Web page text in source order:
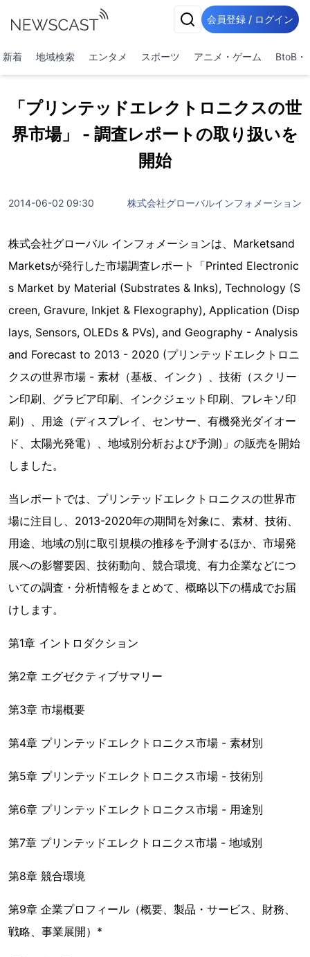
会員登録 / ログイン
新着 地域検索 エンタメ スポーツ アニメ・ゲーム BtoB・
「プリンテッドエレクトロニクスの世
界市場」 - 調査レポートの取り扱いを
開始
2014-06-02 09:30 株式会社グローバルインフォメーション
株式会社グローバル インフォメーションは、Marketsand
Marketsが発行した市場調査レポート「Printed Electronic
s Market by Material (Substrates & Inks), Technology (S
creen, Gravure, Inkjet & Flexography), Application (Disp
lays, Sensors, OLEDs & PVs), and Geography - Analysis
and Forecast to 2013 - 2020 (プリンテッドエレクトロニ
クスの世界市場 - 素材（基板、インク）、技術（スクリー
ン印刷、グラビア印刷、インクジェット印刷、フレキソ印
刷）、用途（ディスプレイ、センサー、有機発光ダイオー
ド、太陽光発電）、地域別分析および予測)」の販売を開始
しました。
当レポートでは、プリンテッドエレクトロニクスの世界市
場に注目し、2013-2020年の期間を対象に、素材、技術、
用途、地域の別に取引規模の推移を予測するほか、市場発
展への影響要因、技術動向、競合環境、有力企業などにつ
いての調査・分析情報をまとめて、概略以下の構成でお届
けします。
第1章 イントロダクション
第2章 エグゼクティブサマリー
第3章 市場概要
第4章 プリンテッドエレクトロニクス市場 - 素材別
第5章 プリンテッドエレクトロニクス市場 - 技術別
第6章 プリンテッドエレクトロニクス市場 - 用途別
第7章 プリンテッドエレクトロニクス市場 - 地域別
第8章 競合環境
第9章 企業プロフィール（概要、製品・サービス、財務、
戦略、事業展開）*